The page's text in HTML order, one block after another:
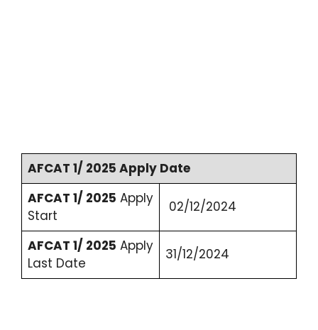
AFCAT 1/ 2025 Apply Date
AFCAT 1/ 2025 Apply
Start
02/12/2024
AFCAT 1/ 2025 Apply
Last Date
31/12/2024